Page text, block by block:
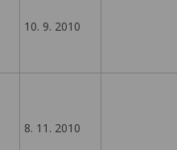
10. 9. 2010
8. 11. 2010